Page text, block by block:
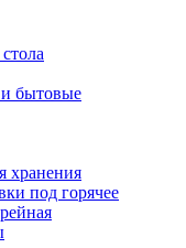
бытовые
хранения
под горячее